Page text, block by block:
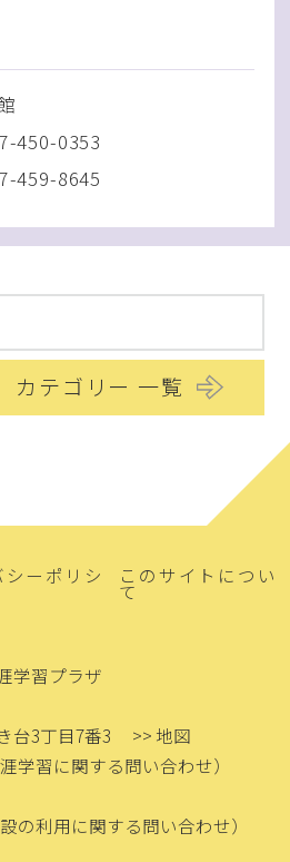
450-0353
459-8645
カテゴリー 一覧
ーポリシ このサイトについ
て
学習プラザ
台3丁目7番3
>> 地図
涯学習に関する問い合わせ）
設の利用に関する問い合わせ）